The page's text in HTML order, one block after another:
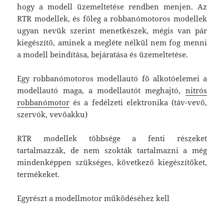
hogy a modell üzemeltetése rendben menjen. Az
RTR modellek, és főleg a robbanómotoros modellek
ugyan nevük szerint menetkészek, mégis van pár
kiegészítő, aminek a megléte nélkül nem fog menni
a modell beindítása, bejáratása és üzemeltetése.
Egy robbanómotoros modellautó fő alkotóelemei a
modellautó maga, a modellautót meghajtó, nitrós
robbanómotor és a fedélzeti elektronika (táv-vevő,
szervók, vevőakku)
RTR modellek többsége a fenti részeket
tartalmazzák, de nem szokták tartalmazni a még
mindenképpen szükséges, következő kiegészítőket,
termékeket.
Egyrészt a modellmotor működéséhez kell